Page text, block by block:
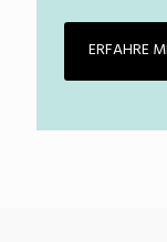
ERFAHRE